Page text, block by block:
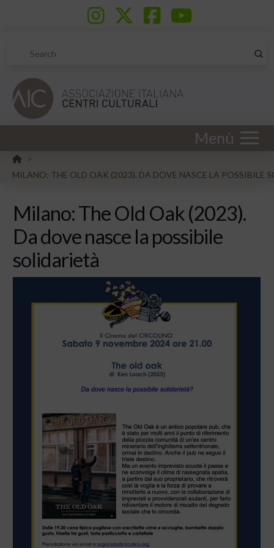
Search
Menù
HOME
>
MILANO: THE OLD OAK (2023). DA DOVE NASCE LA POSSIBILE
Milano: The Old Oak (2023).
Da dove nasce la possibile
solidarietà